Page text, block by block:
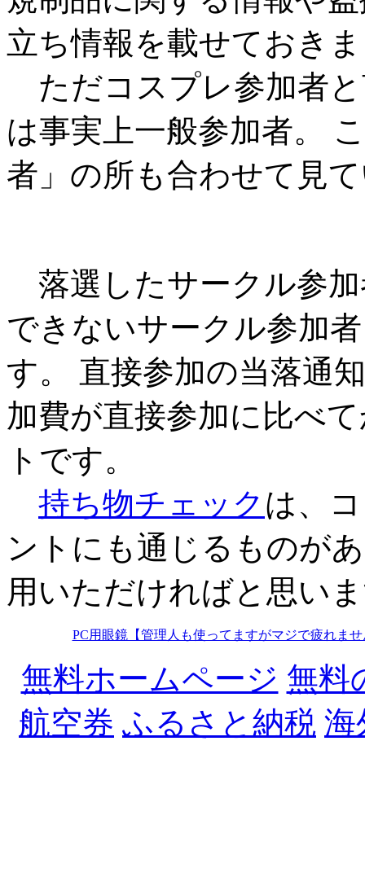
立ち情報を載せておき
ただコスプレ参加者
は事実上一般参加者。
者」の所も合わせて見
落選したサークル参
できないサークル参加
す。 直接参加の当落通
加費が直接参加に比べ
トです。
持ち物チェック は、
ントにも通じるものが
用いただければと思い
PC用眼鏡【管理人も使ってますがマジで疲れませ
無料ホームページ 無料
航空券 ふるさと納税 海